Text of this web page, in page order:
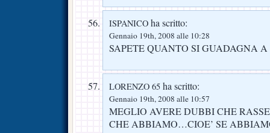
ISPANICO ha scritto:
Gennaio 19th, 2008 alle 10:28
SAPETE QUANTO SI GUADAGNA
LORENZO 65 ha scritto:
Gennaio 19th, 2008 alle 10:57
MEGLIO AVERE DUBBI CHE
CHE ABBIAMO…CIOE’ SE